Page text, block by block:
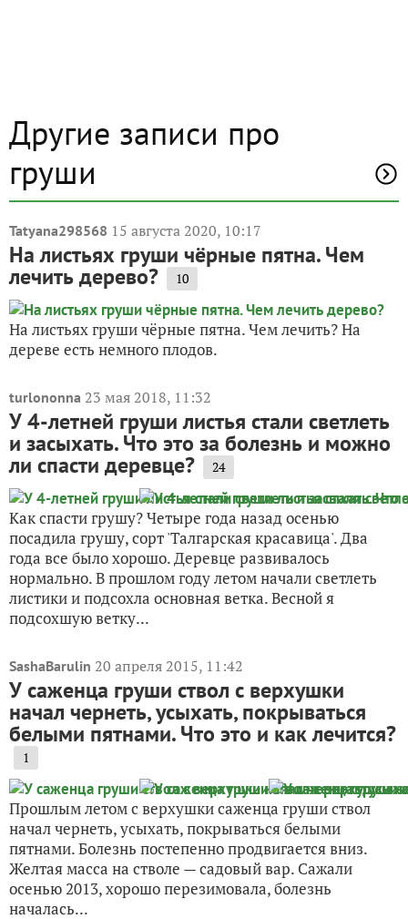
Другие записи про
груши
Tatyana298568 15 августа 2020, 10:17
На листьях груши чёрные пятна. Чем
лечить дерево? 10
На листьях груши чёрные пятна. Чем лечить? На
дереве есть немного плодов.
turlononna 23 мая 2018, 11:32
У 4-летней груши листья стали светлеть
и засыхать. Что это за болезнь и можно
ли спасти деревце? 24
Как спасти грушу? Четыре года назад осенью
посадила грушу, сорт 'Талгарская красавица'. Два
года все было хорошо. Деревце развивалось
нормально. В прошлом году летом начали светлеть
листики и подсохла основная ветка. Весной я
подсохшую ветку...
SashaBarulin 20 апреля 2015, 11:42
У саженца груши ствол с верхушки
начал чернеть, усыхать, покрываться
белыми пятнами. Что это и как лечится?
1
Прошлым летом с верхушки саженца груши ствол
начал чернеть, усыхать, покрываться белыми
пятнами. Болезнь постепенно продвигается вниз.
Желтая масса на стволе — садовый вар. Сажали
осенью 2013, хорошо перезимовала, болезнь
началась...